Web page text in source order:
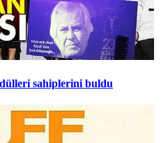
sahiplerini buldu